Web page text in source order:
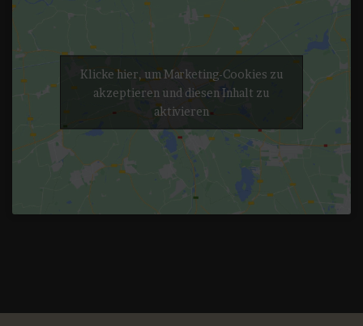
Klicke hier, um Marketing-Cookies zu
akzeptieren und diesen Inhalt zu
aktivieren